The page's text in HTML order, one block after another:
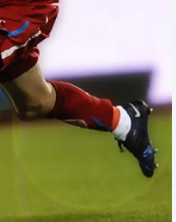
Vodní slalom
Volejbal